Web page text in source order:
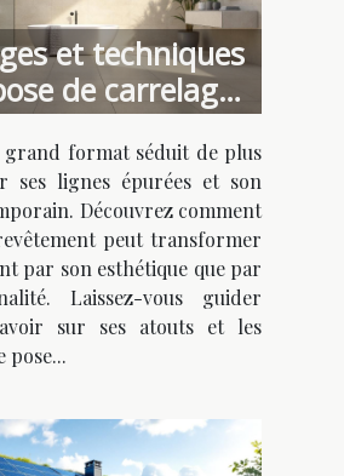
et techniques
de carrelage
format
grand format séduit de plus
ses lignes épurées et son
Découvrez comment
peut transformer
par son esthétique que par
Laissez-vous guider
sur ses atouts et les
pose...